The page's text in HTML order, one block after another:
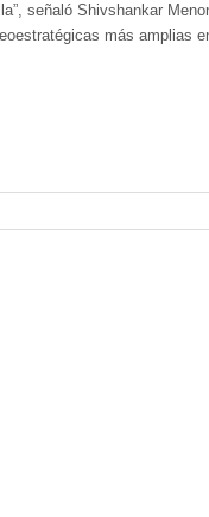
señaló Shivshankar
más amplias